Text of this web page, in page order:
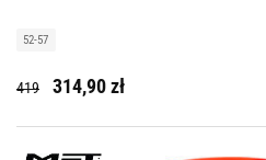
52-57
419 314,90 zł